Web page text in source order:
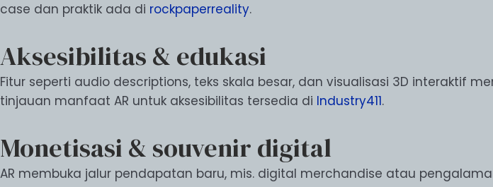
case dan praktik ada di rockpaperreality.
Aksesibilitas & edukasi
Fitur seperti audio descriptions, teks skala besar, dan visualisasi 3D interaktif
tinjauan manfaat AR untuk aksesibilitas tersedia di Industry411.
Monetisasi & souvenir digital
AR membuka jalur pendapatan baru, mis. digital merchandise atau